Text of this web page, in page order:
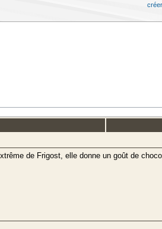
de Frigost, elle donne un goût de